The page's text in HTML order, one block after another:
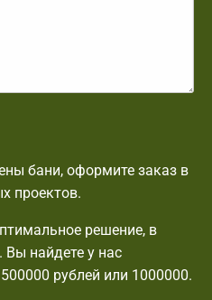
бани, оформите заказ в
проектов.
решение, в
найдете у нас
рублей или 1000000.